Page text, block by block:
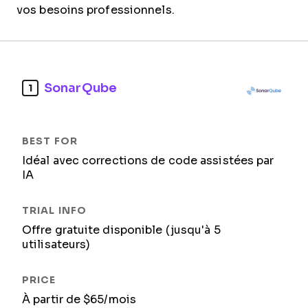
vos besoins professionnels.
1 SonarQube
Idéal avec corrections de code assistées par
IA
Offre gratuite disponible (jusqu'à 5
utilisateurs)
À partir de $65/mois